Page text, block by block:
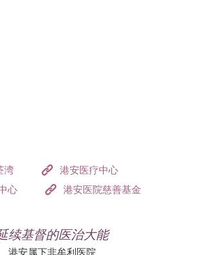
湾
港安医疗中心
心
港安医院慈善基金
续基督的医治大能
港安属下非牟利医院